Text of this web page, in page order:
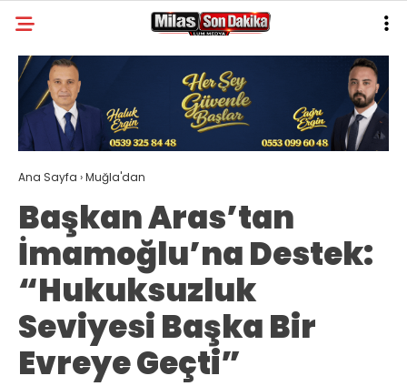
22.5
GALERİ YAZARLAR
MILAS
MUĞLA’DAN
ASAYIŞ
GÜNDEM
EKONOMI
SPOR
VEFAT
Ana Sayfa ›Muğla'dan
Başkan Aras’tan
İmamoğlu’na Destek:
“Hukuksuzluk
Seviyesi Başka Bir
Evreye Geçti”